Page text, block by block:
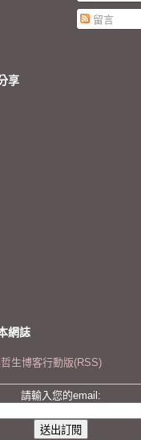
留言
享
網誌
生博客行動版(RSS)
請輸入您的email: